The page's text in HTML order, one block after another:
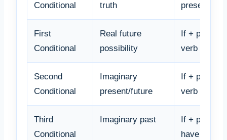
Conditional
truth
present
First
Conditional
Real future
possibility
If +
verb
Second
Conditional
Imaginary
present/future
If + past
verb
Third
Conditional
Imaginary past
If + past
have + V3